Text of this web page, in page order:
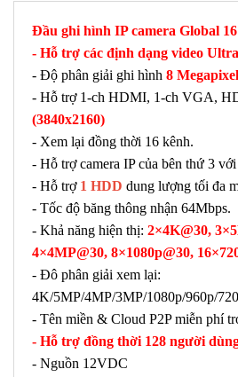
Đầu ghi hình IP camera Global
- Hỗ trợ các định dạng video
- Độ phân giải ghi hình 8
- Hỗ trợ 1-ch HDMI, 1-ch VGA,
(3840x2160)
- Xem lại đồng thời 16 kênh.
- Hỗ trợ camera IP của bên thứ 3
- Hỗ trợ 1 HDD dung lượng tối đa
- Tốc độ băng thông nhận 64Mbps.
- Khả năng hiện thị: 2×4K@30,
4×4MP@30, 8×1080p@30,
- Đô phân giải xem lại:
4K/5MP/4MP/3MP/1080p/960p/
- Tên miền & Cloud P2P miễn phí
- Hỗ trợ đồng thời 128 người
- Nguồn 12VDC